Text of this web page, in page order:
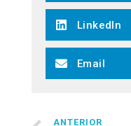
LinkedIn
Email
ANTERIOR